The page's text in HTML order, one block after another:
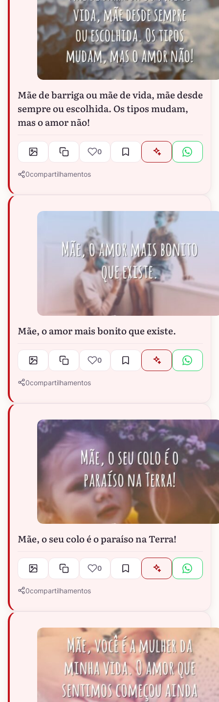
Mãe de barriga ou mãe de vida, mãe desde
sempre ou escolhida. Os tipos mudam,
mas o amor não!
0
0compartilhamentos
Mãe, o amor mais bonito que existe.
0
0compartilhamentos
Mãe, o seu colo é o paraíso na Terra!
0
0compartilhamentos